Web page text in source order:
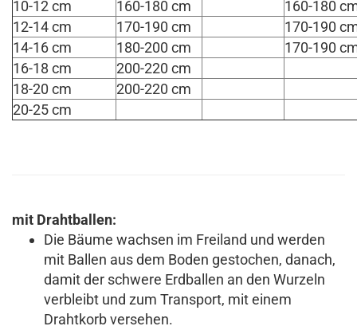
10-12 cm
160-180 cm
160-180
12-14 cm
170-190 cm
170-190
14-16 cm
180-200 cm
170-190
16-18 cm
200-220 cm
18-20 cm
200-220 cm
20-25 cm
mit Drahtballen:
Die Bäume wachsen im Freiland und werden
mit Ballen aus dem Boden gestochen, danach,
damit der schwere Erdballen an den Wurzeln
verbleibt und zum Transport, mit einem
Drahtkorb versehen.